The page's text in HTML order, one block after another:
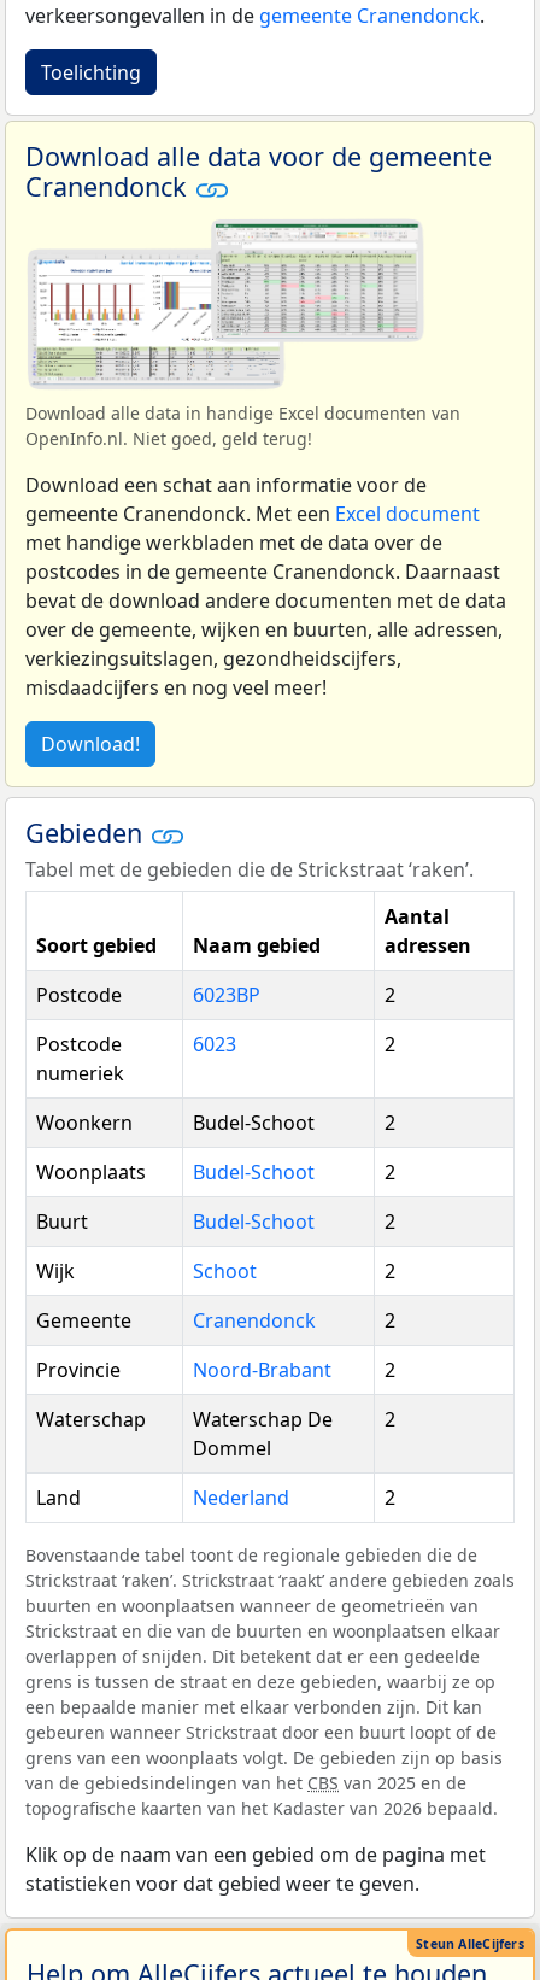
verkeersongevallen in de gemeente Cranendonck.
Toelichting
Download alle data voor de gemeente
Cranendonck
Download alle data in handige Excel documenten van
OpenInfo.nl. Niet goed, geld terug!
Download een schat aan informatie voor de
gemeente Cranendonck. Met een Excel document
met handige werkbladen met de data over de
postcodes in de gemeente Cranendonck. Daarnaast
bevat de download andere documenten met de data
over de gemeente, wijken en buurten, alle adressen,
verkiezingsuitslagen, gezondheidscijfers,
misdaadcijfers en nog veel meer!
Download!
Gebieden
Tabel met de gebieden die de Strickstraat ‘raken’.
Soort gebied Naam gebied
Aantal
adressen
Postcode
6023BP
2
Postcode
numeriek
6023 2
Woonkern Budel-Schoot
2
Woonplaats
Budel-Schoot
2
Buurt
Budel-Schoot
2
Wijk
Schoot
2
Gemeente
Cranendonck
2
Provincie
Noord-Brabant
2
Waterschap
Waterschap De
Dommel
2
Land Nederland 2
Bovenstaande tabel toont de regionale gebieden die de
Strickstraat ‘raken’. Strickstraat ‘raakt’ andere gebieden zoals
buurten en woonplaatsen wanneer de geometrieën van
Strickstraat en die van de buurten en woonplaatsen elkaar
overlappen of snijden. Dit betekent dat er een gedeelde
grens is tussen de straat en deze gebieden, waarbij ze op
een bepaalde manier met elkaar verbonden zijn. Dit kan
gebeuren wanneer Strickstraat door een buurt loopt of de
grens van een woonplaats volgt. De gebieden zijn op basis
van de gebiedsindelingen van het CBS van 2025 en de
topografische kaarten van het Kadaster van 2026 bepaald.
Klik op de naam van een gebied om de pagina met
statistieken voor dat gebied weer te geven.